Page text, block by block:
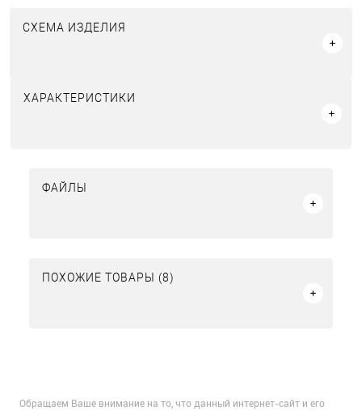
СХЕМА ИЗДЕЛИЯ
ХАРАКТЕРИСТИКИ
ФАЙЛЫ
ПОХОЖИЕ ТОВАРЫ (8)
Обращаем Ваше внимание на то, что данный интернет-сайт и его